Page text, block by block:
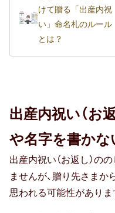
けて贈る「出産内祝
い」命名札のルール
とは？
出産内祝い（お
や名字を書かな
出産内祝い（お返し）の
ませんが、贈り先さまか
思われる可能性がありま